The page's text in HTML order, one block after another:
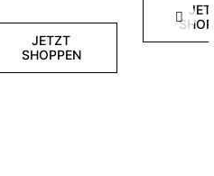
JETZT
SHOPPEN